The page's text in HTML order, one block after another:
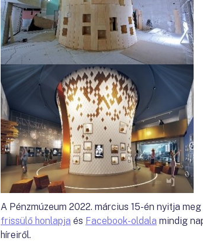
A Pénzmúzeum 2022. március 15-én nyitja
frissülő honlapja és Facebook-oldala mindig
híreiről.